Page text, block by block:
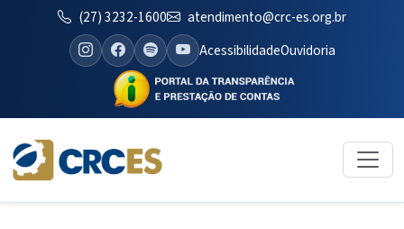
(27) 3232-1600
atendimento@crc-es.org.br
AcessibilidadeOuvidoria